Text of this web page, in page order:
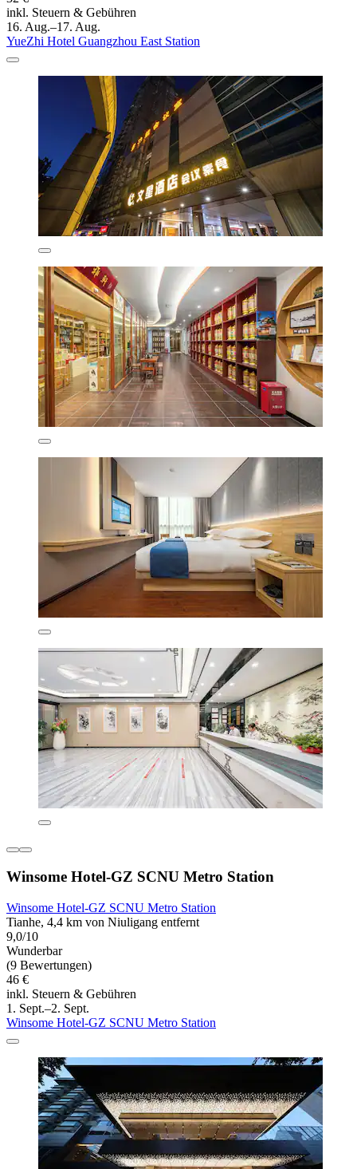
inkl. Steuern & Gebühren
16. Aug.–17. Aug.
YueZhi Hotel Guangzhou East Station
Winsome Hotel-GZ SCNU Metro Station
Winsome Hotel-GZ SCNU Metro Station
Tianhe, 4,4 km von Niuligang entfernt
9,0/10
Wunderbar
(9 Bewertungen)
46 €
inkl. Steuern & Gebühren
1. Sept.–2. Sept.
Winsome Hotel-GZ SCNU Metro Station